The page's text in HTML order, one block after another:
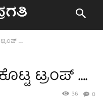
….
ಟ್ರಂಪ್ ….
0
36